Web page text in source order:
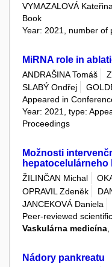
VYMAZALOVÁ Kateřina
Book
Year: 2021, number of
MiRNA role in
ANDRAŠINA Tomáš
SLABÝ Ondřej
Appeared in
Year: 2021, type:
Proceedings
Možnosti
hepatocelulárneho
ŽILINČAN Michal
OPRAVIL Zdeněk
JANCEKOVÁ Daniela
Peer-reviewed
Vaskulárna medicína
Nádory pankreatu